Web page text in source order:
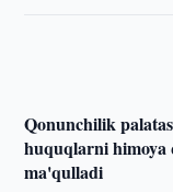
Qonunchilik
huquqlarni himoya
ma'qulladi